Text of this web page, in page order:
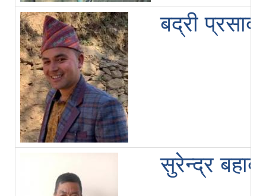
बद्री प्रसाद
सुरेन्द्र